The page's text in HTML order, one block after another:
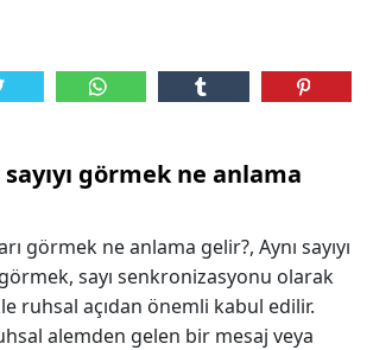
görmek ne anlama
görmek ne anlama gelir?, Aynı sayıyı
sayı senkronizasyonu olarak
ruhsal açıdan önemli kabul edilir.
alemden gelen bir mesaj veya